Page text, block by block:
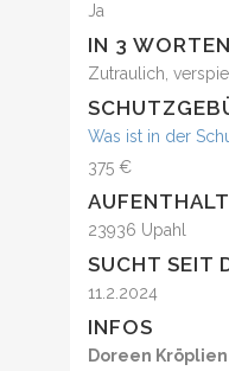
Ja
IN 3 WORTEN
Zutraulich,
Was ist in der
375 €
23936 Upahl
SUCHT SEIT
11.2.2024
INFOS
Doreen